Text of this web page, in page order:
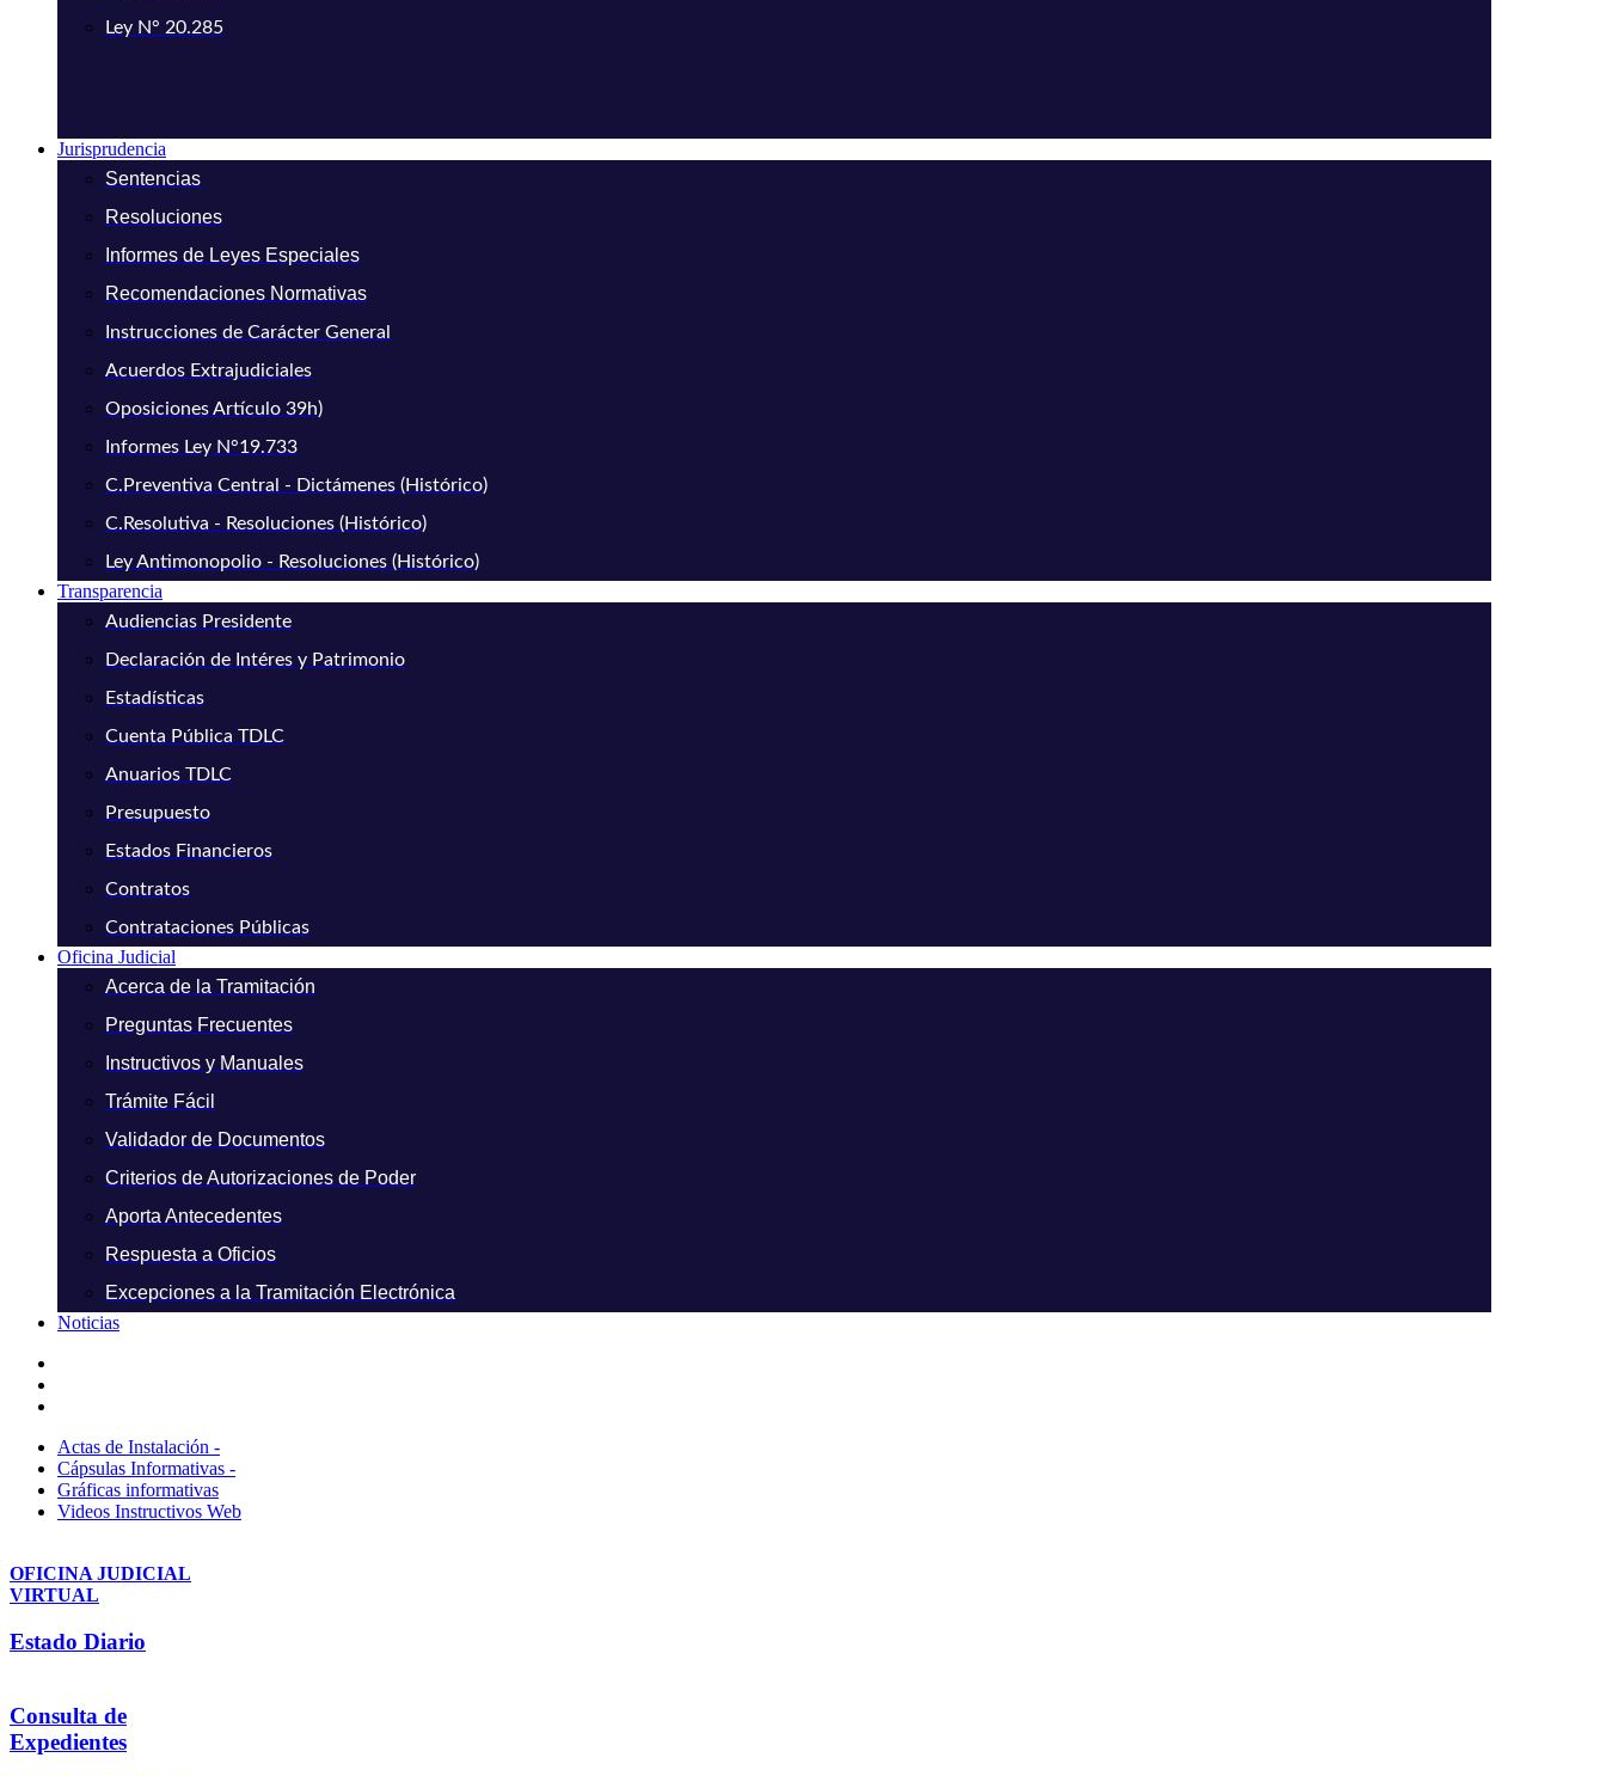
Ley N° 20.285
Jurisprudencia
Sentencias
Resoluciones
Informes de Leyes Especiales
Recomendaciones Normativas
Instrucciones de Carácter General
Acuerdos Extrajudiciales
Oposiciones Artículo 39h)
Informes Ley N°19.733
C.Preventiva Central - Dictámenes (Histórico)
C.Resolutiva - Resoluciones (Histórico)
Ley Antimonopolio - Resoluciones (Histórico)
Transparencia
Audiencias Presidente
Declaración de Intéres y Patrimonio
Estadísticas
Cuenta Pública TDLC
Anuarios TDLC
Presupuesto
Estados Financieros
Contratos
Contrataciones Públicas
Oficina Judicial
Acerca de la Tramitación
Preguntas Frecuentes
Instructivos y Manuales
Trámite Fácil
Validador de Documentos
Criterios de Autorizaciones de Poder
Aporta Antecedentes
Respuesta a Oficios
Excepciones a la Tramitación Electrónica
Noticias
Actas de Instalación -
Cápsulas Informativas -
Gráficas informativas
Videos Instructivos Web
OFICINA JUDICIAL
VIRTUAL
Estado Diario
Consulta de
Expedientes